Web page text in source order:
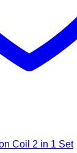
Coil 2 in 1 Set